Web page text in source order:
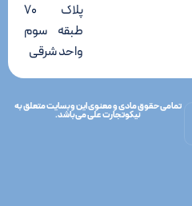
پلاک 70
طبقه سوم
واحد شرقی
تمامی حقوق مادی و معنوی این وبسایت متعلق به
نیکوتجارت علی می‌باشد.